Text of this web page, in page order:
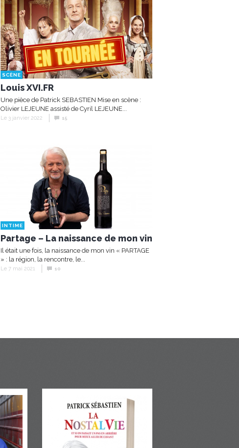
SCÈNE
Louis XVI.FR
Une pièce de Patrick SEBASTIEN Mise en scène :
Olivier LEJEUNE assisté de Cyril LEJEUNE...
Le 3 janvier 2022 15
INTIME
Partage – La naissance de mon vin
Il était une fois, la naissance de mon vin « PARTAGE
» : la région, la rencontre, le...
Le 7 mai 2021 10